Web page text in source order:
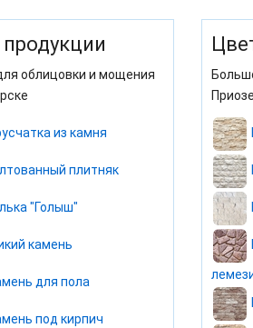
облицовки и мощения
из камня
плитняк
"Голыш"
камень
для пола
под кирпич